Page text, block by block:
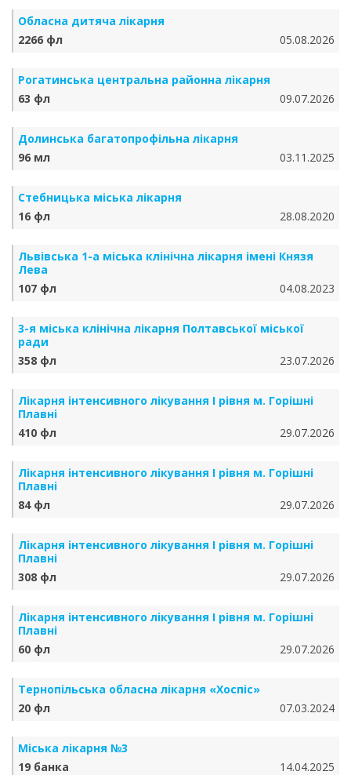
Обласна дитяча лікарня
2266 фл
05.08.2026
Рогатинська центральна районна лікарня
63 фл
09.07.2026
Долинська багатопрофільна лікарня
96 мл
03.11.2025
Стебницька міська лікарня
16 фл
28.08.2020
Львівська 1-а міська клінічна лікарня імені Князя
Лева
107 фл
04.08.2023
3-я міська клінічна лікарня Полтавської міської
ради
358 фл
23.07.2026
Лікарня інтенсивного лікування І рівня м. Горішні
Плавні
410 фл
29.07.2026
Лікарня інтенсивного лікування І рівня м. Горішні
Плавні
84 фл
29.07.2026
Лікарня інтенсивного лікування І рівня м. Горішні
Плавні
308 фл
29.07.2026
Лікарня інтенсивного лікування І рівня м. Горішні
Плавні
60 фл
29.07.2026
Тернопільська обласна лікарня «Хоспіс»
20 фл
07.03.2024
Міська лікарня №3
19 банка
14.04.2025